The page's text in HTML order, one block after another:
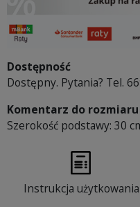
Dostępność
Dostępny. Pytania? Tel.
Komentarz do rozmiaru
Szerokość podstawy: 30
Instrukcja użytkowania